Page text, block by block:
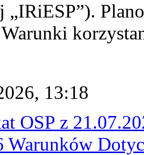
„IRiESP”).
13:18
OSP z
Warunków